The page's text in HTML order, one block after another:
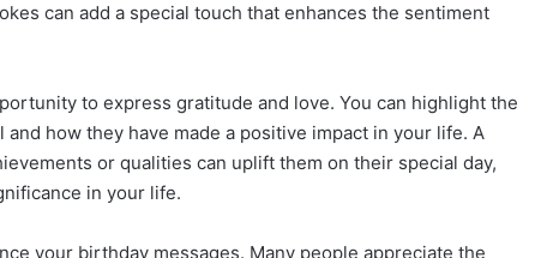
can add a special touch that enhances the sentiment
to express gratitude and love. You can highlight the
how they have made a positive impact in your life. A
or qualities can uplift them on their special day,
in your life.
your birthday messages. Many people appreciate the